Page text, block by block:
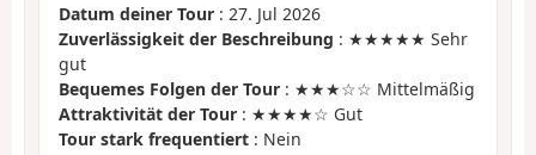
Datum deiner Tour : 27. Jul 2026
Zuverlässigkeit der Beschreibung : ★★★★★ Sehr
gut
Bequemes Folgen der Tour : ★★★☆☆ Mittelmäßig
Attraktivität der Tour : ★★★★☆ Gut
Tour stark frequentiert : Nein